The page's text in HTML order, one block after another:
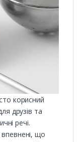
корисний
друзів та
речі.
що